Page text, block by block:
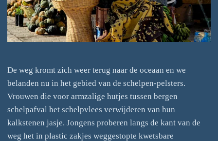
De weg kromt zich weer terug naar de oceaan en we
belanden nu in het gebied van de schelpen-pelsters.
Vrouwen die voor armzalige hutjes tussen bergen
schelpafval het schelpvlees verwijderen van hun
kalkstenen jasje. Jongens proberen langs de kant van de
weg het in plastic zakjes weggestopte kwetsbare